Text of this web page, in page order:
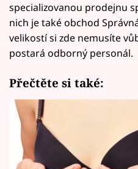
specializovanou prodejnu
nich je také obchod
velikostí si zde nemusíte
postará odborný personál.
Přečtěte si také: